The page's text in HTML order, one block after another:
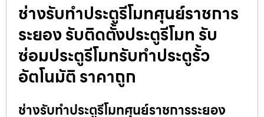
ช่างรับทำประตูรีโมทศุนย์ราชการ
ระยอง รับติดตั้งประตูรีโมท รับ
ซ่อมประตูรีโมทรับทำประตูรั้ว
อัตโนมัติ ราคาถูก
ช่างรับทำประตูรีโมทศุนย์ราชการระยอง